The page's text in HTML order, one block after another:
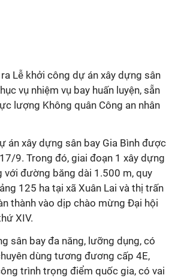
Lễ khởi công dự án xây dựng sân
vụ nhiệm vụ bay huấn luyện, sẵn
lượng Không quân Công an nhân
án xây dựng sân bay Gia Bình được
9. Trong đó, giai đoạn 1 xây dựng
với đường băng dài 1.500 m, quy
125 ha tại xã Xuân Lai và thị trấn
thành vào dịp chào mừng Đại hội
XIV.
sân bay đa năng, lưỡng dụng, có
dùng tương đương cấp 4E,
trình trọng điểm quốc gia, có vai